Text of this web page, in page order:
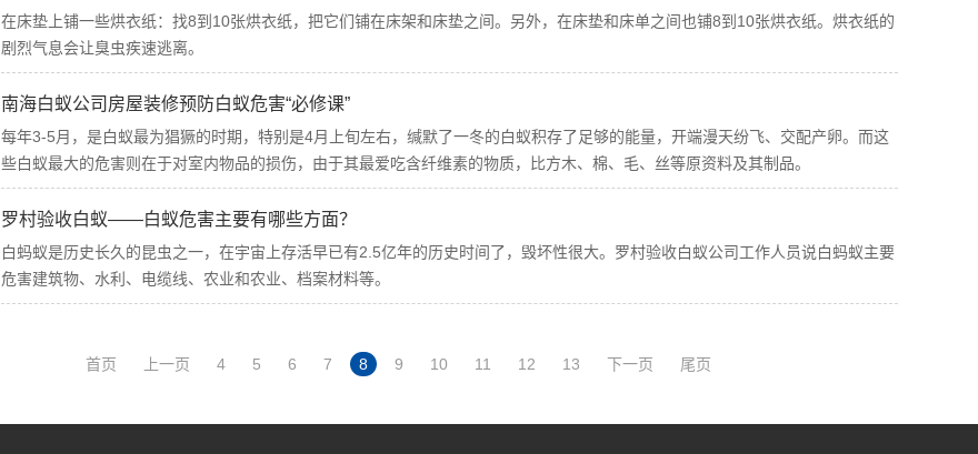
在床垫上铺一些烘衣纸：找8到10张烘衣纸，把它们铺在床架和床垫之间。另外，在床垫和床单之间也铺8到10张烘衣纸。烘衣纸的
剧烈气息会让臭虫疾速逃离。
南海白蚁公司房屋装修预防白蚁危害“必修课”
每年3-5月，是白蚁最为猖獗的时期，特别是4月上旬左右，缄默了一冬的白蚁积存了足够的能量，开端漫天纷飞、交配产卵。而这
些白蚁最大的危害则在于对室内物品的损伤，由于其最爱吃含纤维素的物质，比方木、棉、毛、丝等原资料及其制品。
罗村验收白蚁——白蚁危害主要有哪些方面？
白蚂蚁是历史长久的昆虫之一，在宇宙上存活早已有2.5亿年的历史时间了，毁坏性很大。罗村验收白蚁公司工作人员说白蚂蚁主要
危害建筑物、水利、电缆线、农业和农业、档案材料等。
首页 上一页 4 5 6 7 8 9 10 11 12 13 下一页 尾页